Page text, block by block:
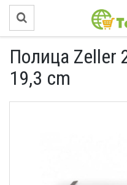
Полица Zeller
19,3 cm